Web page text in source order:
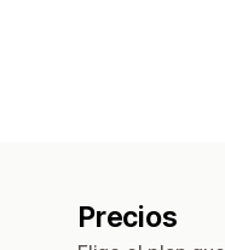
Precios